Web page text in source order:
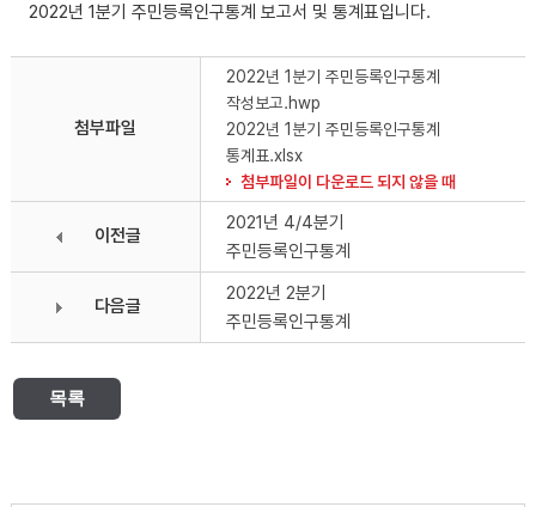
2022년 1분기 주민등록인구통계 보고서 및 통계표입니다.
첨부파일
2022년 1분기 주민등록인구통계
작성보고.hwp
2022년 1분기 주민등록인구통계
통계표.xlsx
첨부파일이 다운로드 되지 않을 때
이전글
2021년 4/4분기
주민등록인구통계
다음글
2022년 2분기
주민등록인구통계
목록